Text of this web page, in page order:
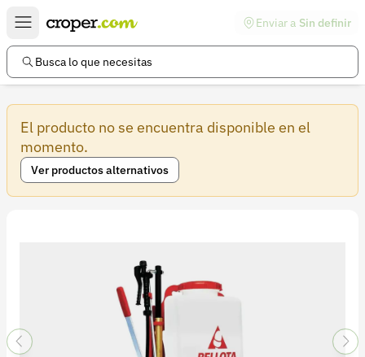
Enviar a Sin definir
Busca lo que necesitas
El producto no se encuentra disponible en el
momento.
Ver productos alternativos
Enlaces de interés
Preguntas frecuentes
Ayuda
Información legal
Términos y condiciones
Registrarse